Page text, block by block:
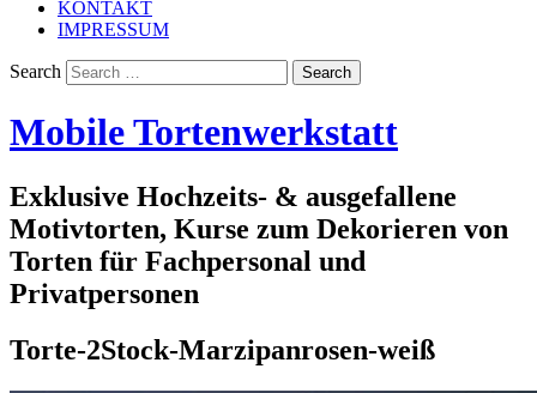
KONTAKT
IMPRESSUM
Search
Mobile Tortenwerkstatt
Exklusive Hochzeits- & ausgefallene
Motivtorten, Kurse zum Dekorieren von
Torten für Fachpersonal und
Privatpersonen
Torte-2Stock-Marzipanrosen-weiß